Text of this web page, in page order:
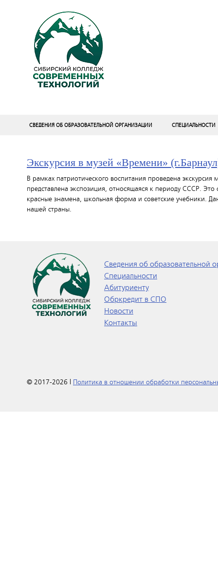
СВЕДЕНИЯ ОБ ОБРАЗОВАТЕЛЬНОЙ ОРГАНИЗАЦИИ СПЕЦИАЛЬНОСТИ
Экскурсия в музей «Времени»
В рамках патриотического воспитания проведена
представлена экспозиция, относящаяся к периоду СССР.
красные знамена, школьная форма и советские учебники.
нашей страны.
Сведения об образовательной
Специальности
Абитуриенту
Обркредит в СПО
Новости
Контакты
© 2017-2026 | Политика в отношении обработки